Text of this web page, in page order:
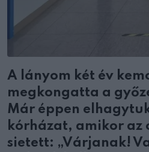
A lányom két év
megkongatta a
Már éppen
kórházat, amikor az
sietett: „Várjanak!